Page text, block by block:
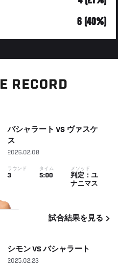
6 (40%)
RECORD
バシャラート VS ヴァスケ
ス
2026.02.08
ラウンド
3
タイム
5:00
メソッド
判定：ユ
ナニマス
試合結果を見る
シモン VS バシャラート
2025.02.23